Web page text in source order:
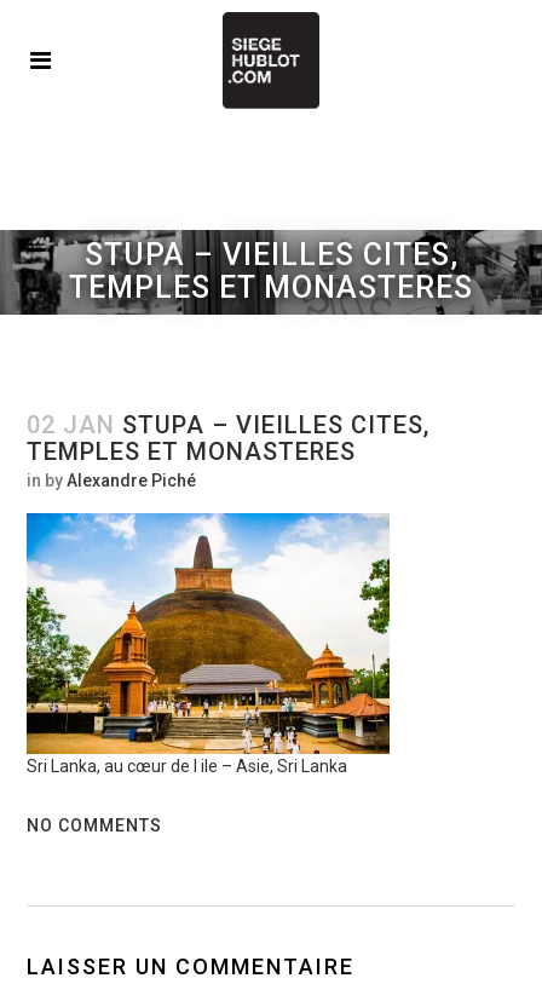
STUPA – VIEILLES CITES,
TEMPLES ET MONASTERES
02 JAN STUPA – VIEILLES CITES,
TEMPLES ET MONASTERES
in byAlexandre Piché
Sri Lanka, au cœur de l ile – Asie, Sri Lanka
NO COMMENTS
LAISSER UN COMMENTAIRE